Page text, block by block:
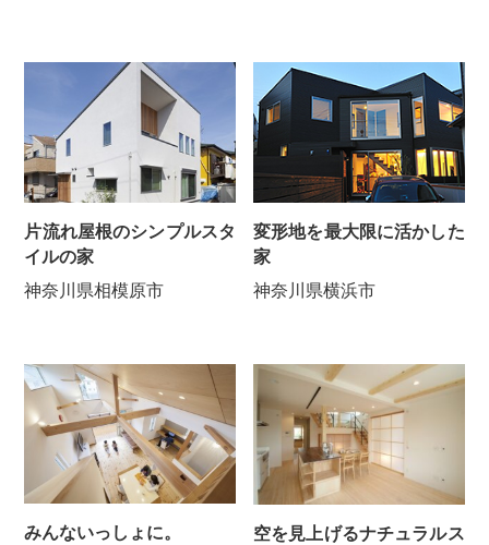
片流れ屋根のシンプルスタ
イルの家
神奈川県相模原市
変形地を最大限に活かした
家
神奈川県横浜市
みんないっしょに。
空を見上げるナチュラルス